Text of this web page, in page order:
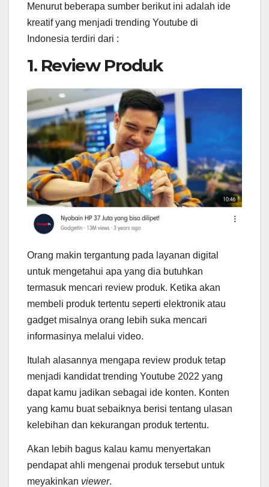
Menurut beberapa sumber berikut ini adalah ide
kreatif yang menjadi trending Youtube di
Indonesia terdiri dari :
1. Review Produk
Orang makin tergantung pada layanan digital
untuk mengetahui apa yang dia butuhkan
termasuk mencari review produk. Ketika akan
membeli produk tertentu seperti elektronik atau
gadget misalnya orang lebih suka mencari
informasinya melalui video.
Itulah alasannya mengapa review produk tetap
menjadi kandidat trending Youtube 2022 yang
dapat kamu jadikan sebagai ide konten. Konten
yang kamu buat sebaiknya berisi tentang ulasan
kelebihan dan kekurangan produk tertentu.
Akan lebih bagus kalau kamu menyertakan
pendapat ahli mengenai produk tersebut untuk
meyakinkan viewer.